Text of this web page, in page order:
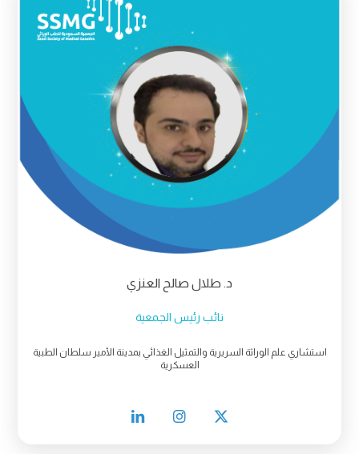
د. طلال صالح العنزي
نائب رئيس الجمعية
استشاري علم الوراثة السريرية والتمثيل الغذائي بمدينة الأمير سلطان الطبية
العسكرية